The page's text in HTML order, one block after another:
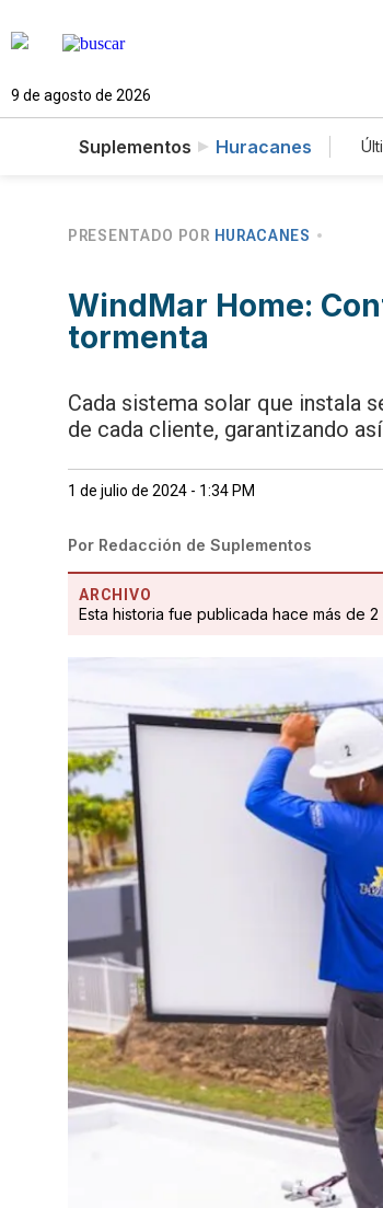
9 de agosto de 2026
Suplementos Huracanes
PRESENTADO POR HURACANES
WindMar Home:
tormenta
Cada sistema solar que instala
de cada cliente, garantizando
1 de julio de 2024 - 1:34 PM
Por Redacción de Suplementos
ARCHIVO
Esta historia fue publicada hace más de 2